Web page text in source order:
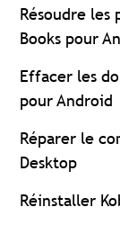
Résoudre les
Books pour
Effacer les
pour Android
Réparer le
Desktop
Réinstaller